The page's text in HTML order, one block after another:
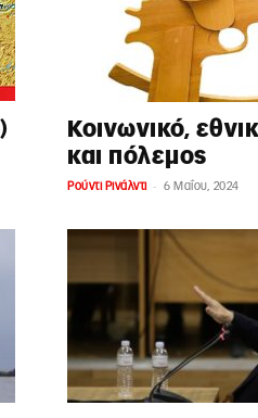
Κοινωνικό,
και πόλεμος
Ρούντι Ρινάλντι - 6 Μαΐου, 2024